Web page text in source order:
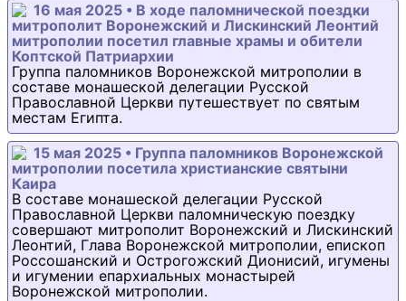
16 мая 2025 • В ходе паломнической поездки
митрополит Воронежский и Лискинский Леонтий
митрополии посетил главные храмы и обители
Коптской Патриархии
Группа паломников Воронежской митрополии в
составе монашеской делегации Русской
Православной Церкви путешествует по святым
местам Египта.
15 мая 2025 • Группа паломников Воронежской
митрополии посетила христианские святыни
Каира
В составе монашеской делегации Русской
Православной Церкви паломническую поездку
совершают митрополит Воронежский и Лискинский
Леонтий, Глава Воронежской митрополии, епископ
Россошанский и Острогожский Дионисий, игумены
и игумении епархиальных монастырей
Воронежской митрополии.